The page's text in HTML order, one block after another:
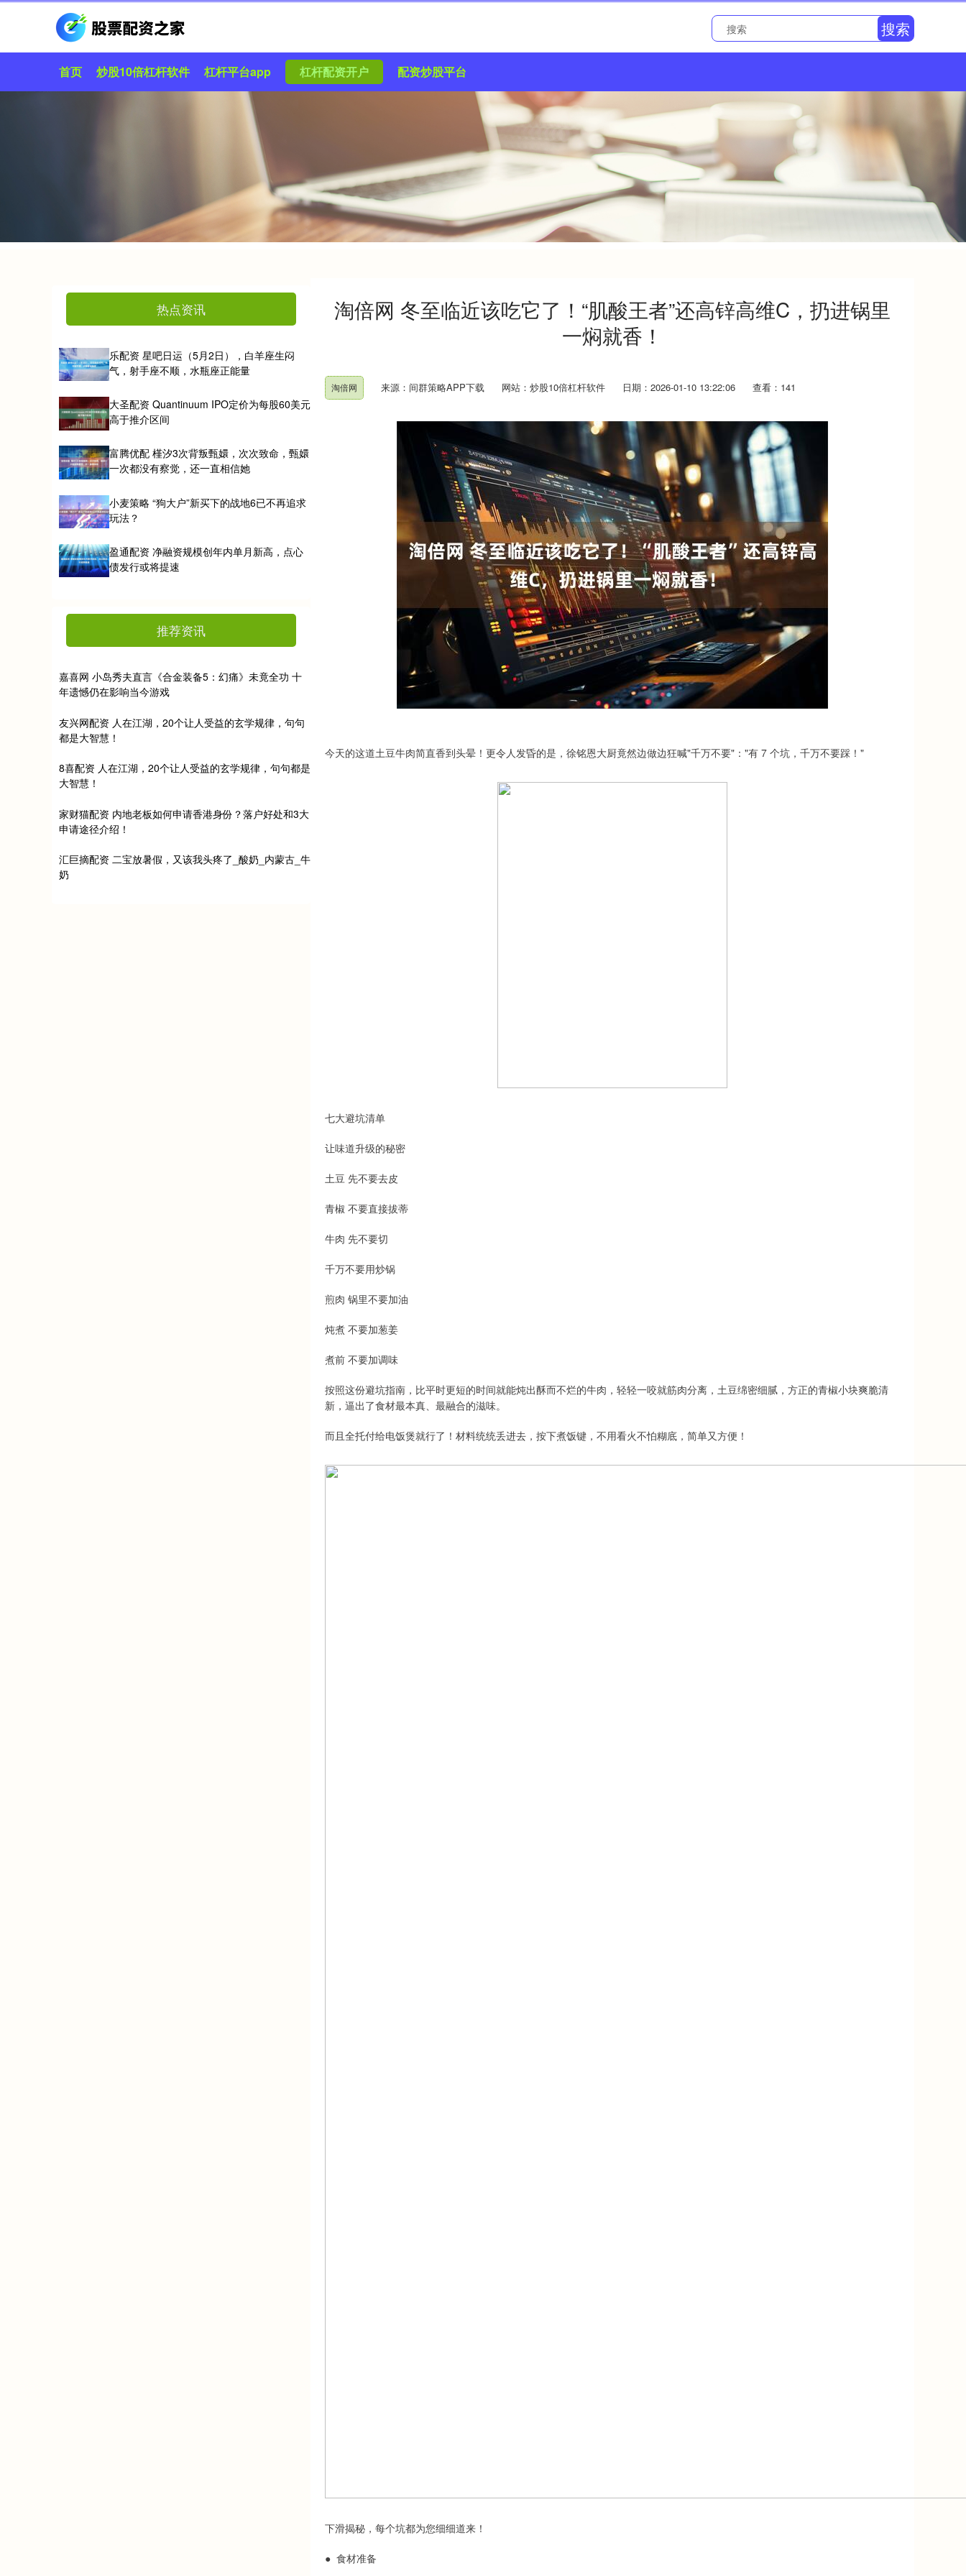
搜索
首页 炒股10倍杠杆软件 杠杆平台app 杠杆配资开户 配资炒股平台
淘倍网 冬至临近该吃它了！“肌酸王者”还高锌高维C，扔进锅里
一焖就香！
淘倍网 来源：间群策略APP下载 网站：炒股10倍杠杆软件 日期：2026-01-10 13:22:06 查看：141
今天的这道土豆牛肉简直香到头晕！更令人发昏的是，徐铭恩大厨竟然边做边狂喊"千万不要"："有 7 个坑，千万不要踩！"
七大避坑清单
让味道升级的秘密
土豆 先不要去皮
青椒 不要直接拔蒂
牛肉 先不要切
千万不要用炒锅
煎肉 锅里不要加油
炖煮 不要加葱姜
煮前 不要加调味
按照这份避坑指南，比平时更短的时间就能炖出酥而不烂的牛肉，轻轻一咬就筋肉分离，土豆绵密细腻，方正的青椒小块爽脆清
新，逼出了食材最本真、最融合的滋味。
而且全托付给电饭煲就行了！材料统统丢进去，按下煮饭键，不用看火不怕糊底，简单又方便！
下滑揭秘，每个坑都为您细细道来！
● 食材准备
热点资讯
乐配资 星吧日运（5月2日），白羊座生闷
气，射手座不顺，水瓶座正能量
大圣配资 Quantinuum IPO定价为每股60美元
高于推介区间
富腾优配 槿汐3次背叛甄嬛，次次致命，甄嬛
一次都没有察觉，还一直相信她
小麦策略 “狗大户”新买下的战地6已不再追求
玩法？
盈通配资 净融资规模创年内单月新高，点心
债发行或将提速
推荐资讯
嘉喜网 小岛秀夫直言《合金装备5：幻痛》未竟全功 十
年遗憾仍在影响当今游戏
友兴网配资 人在江湖，20个让人受益的玄学规律，句句
都是大智慧！
8喜配资 人在江湖，20个让人受益的玄学规律，句句都是
大智慧！
家财猫配资 内地老板如何申请香港身份？落户好处和3大
申请途径介绍！
汇巨摘配资 二宝放暑假，又该我头疼了_酸奶_内蒙古_牛
奶